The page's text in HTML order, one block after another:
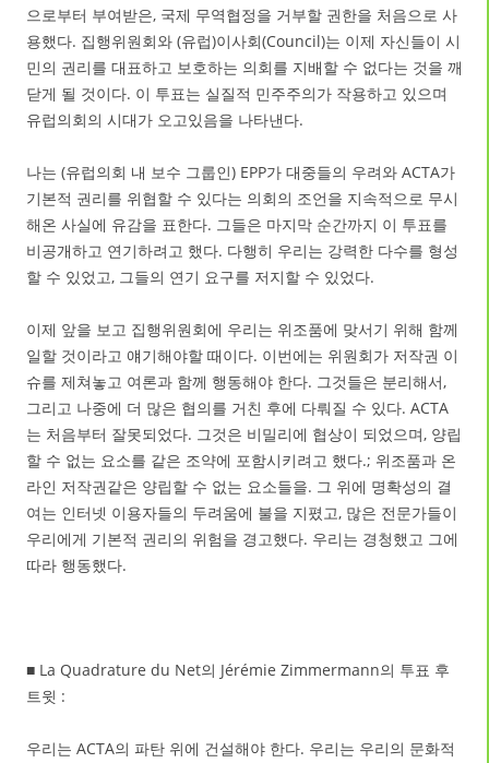
으로부터 부여받은, 국제 무역협정을 거부할 권한을 처음으로 사
용했다. 집행위원회와 (유럽)이사회(Council)는 이제 자신들이 시
민의 권리를 대표하고 보호하는 의회를 지배할 수 없다는 것을 깨
닫게 될 것이다. 이 투표는 실질적 민주주의가 작용하고 있으며
유럽의회의 시대가 오고있음을 나타낸다.
나는 (유럽의회 내 보수 그룹인) EPP가 대중들의 우려와 ACTA가
기본적 권리를 위협할 수 있다는 의회의 조언을 지속적으로 무시
해온 사실에 유감을 표한다. 그들은 마지막 순간까지 이 투표를
비공개하고 연기하려고 했다. 다행히 우리는 강력한 다수를 형성
할 수 있었고, 그들의 연기 요구를 저지할 수 있었다.
이제 앞을 보고 집행위원회에 우리는 위조품에 맞서기 위해 함께
일할 것이라고 얘기해야할 때이다. 이번에는 위원회가 저작권 이
슈를 제쳐놓고 여론과 함께 행동해야 한다. 그것들은 분리해서,
그리고 나중에 더 많은 협의를 거친 후에 다뤄질 수 있다. ACTA
는 처음부터 잘못되었다. 그것은 비밀리에 협상이 되었으며, 양립
할 수 없는 요소를 같은 조약에 포함시키려고 했다.; 위조품과 온
라인 저작권같은 양립할 수 없는 요소들을. 그 위에 명확성의 결
여는 인터넷 이용자들의 두려움에 불을 지폈고, 많은 전문가들이
우리에게 기본적 권리의 위험을 경고했다. 우리는 경청했고 그에
따라 행동했다.
■ La Quadrature du Net의 Jérémie Zimmermann의 투표 후
트윗 :
우리는 ACTA의 파탄 위에 건설해야 한다. 우리는 우리의 문화적